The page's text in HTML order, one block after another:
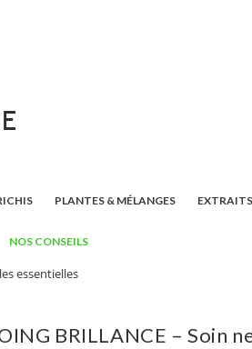
PLANTES & MÉLANGES
NOS CONSEILS
essentielles
BRILLANCE – Soin